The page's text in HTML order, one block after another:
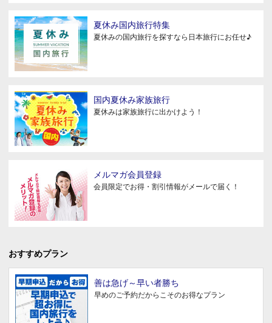
夏休み国内旅行特集
夏休みの国内旅行を探すなら日本旅行にお任せ♪
国内夏休み家族旅行
夏休みは家族旅行に出かけよう！
メルマガ会員登録
会員限定でお得・割引情報がメールで届く！
おすすめプラン
善は急げ～早い者勝ち
早めのご予約だからこそのお得なプラン